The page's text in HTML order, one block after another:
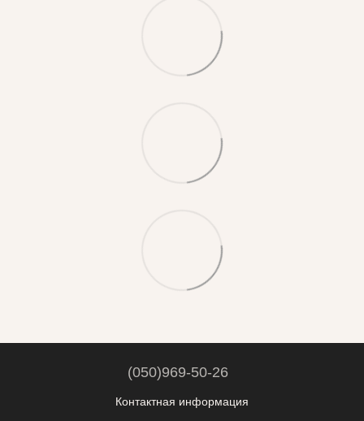
(050)969-50-26
Контактная информация